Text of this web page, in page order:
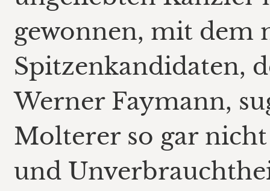
gewonnen, mit dem
Spitzenkandidaten,
Werner Faymann,
Molterer so gar
und